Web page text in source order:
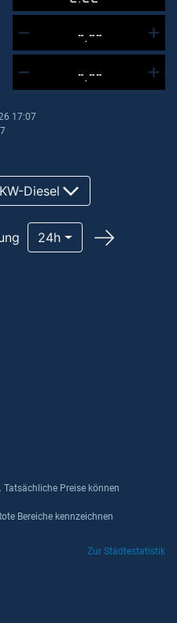
-.--
-.--
17:07
Diesel
24h
Preise können
Bereiche kennzeichnen
Zur Städtestatistik